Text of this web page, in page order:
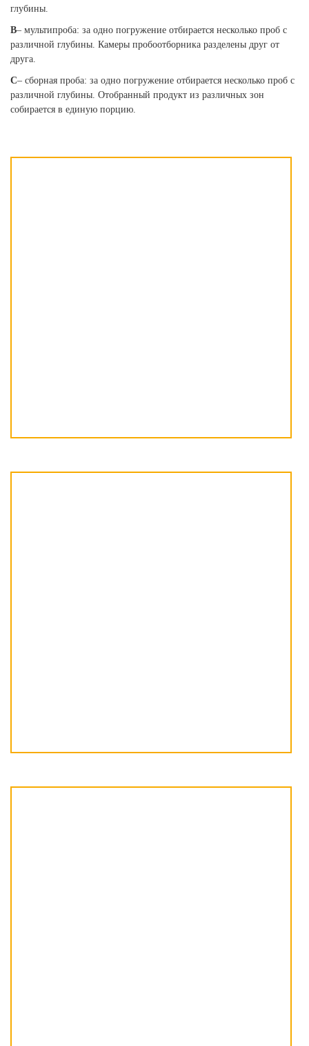
глубины.
В– мультипроба: за одно погружение отбирается несколько проб с
различной глубины. Камеры пробоотборника разделены друг от
друга.
С– сборная проба: за одно погружение отбирается несколько проб с
различной глубины . Отобранный продукт из различных зон
собирается в единую порцию.